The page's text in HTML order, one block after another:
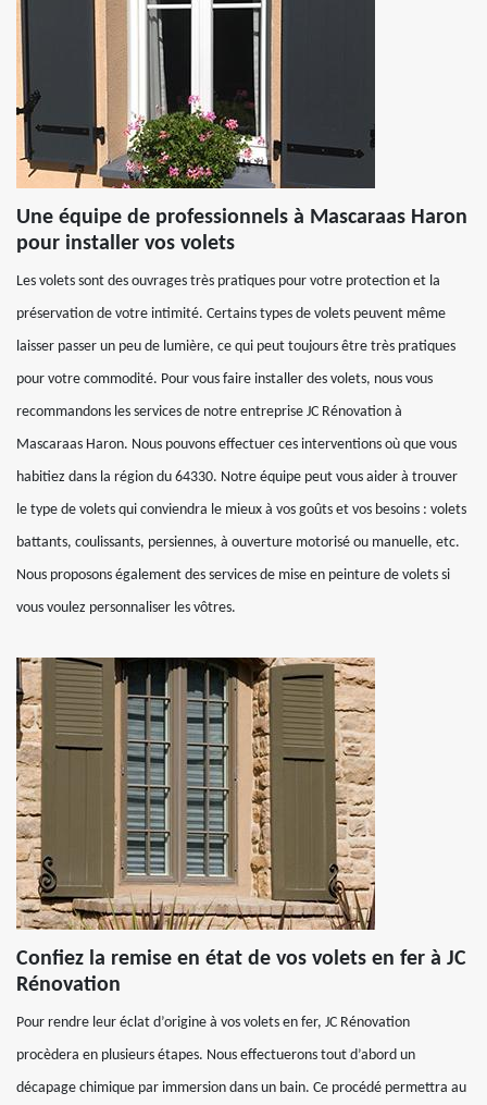
Une équipe de professionnels à Mascaraas Haron
pour installer vos volets
Les volets sont des ouvrages très pratiques pour votre protection et la
préservation de votre intimité. Certains types de volets peuvent même
laisser passer un peu de lumière, ce qui peut toujours être très pratiques
pour votre commodité. Pour vous faire installer des volets, nous vous
recommandons les services de notre entreprise JC Rénovation à
Mascaraas Haron. Nous pouvons effectuer ces interventions où que vous
habitiez dans la région du 64330. Notre équipe peut vous aider à trouver
le type de volets qui conviendra le mieux à vos goûts et vos besoins : volets
battants, coulissants, persiennes, à ouverture motorisé ou manuelle, etc.
Nous proposons également des services de mise en peinture de volets si
vous voulez personnaliser les vôtres.
Confiez la remise en état de vos volets en fer à JC
Rénovation
Pour rendre leur éclat d’origine à vos volets en fer, JC Rénovation
procèdera en plusieurs étapes. Nous effectuerons tout d’abord un
décapage chimique par immersion dans un bain. Ce procédé permettra au